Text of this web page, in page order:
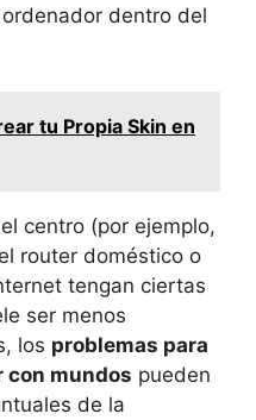
dentro del
tu Propia Skin en
centro (por ejemplo,
router doméstico o
tengan ciertas
ser menos
los problemas para
con mundos pueden
de la